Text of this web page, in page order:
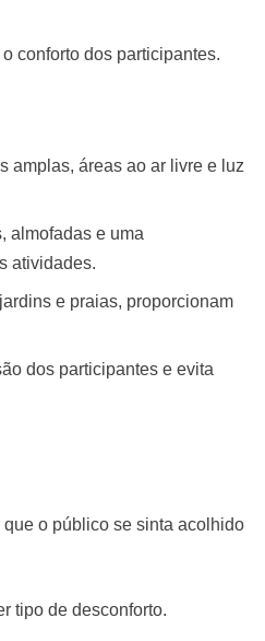
conforto dos participantes.
amplas, áreas ao ar livre e luz
almofadas e uma
atividades.
e praias, proporcionam
dos participantes e evita
o público se sinta acolhido
tipo de desconforto.